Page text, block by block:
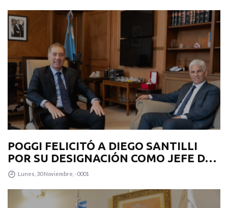
POGGI FELICITÓ A DIEGO SANTILLI
POR SU DESIGNACIÓN COMO JEFE DE
GABINETE
Lunes, 30 Noviembre, -0001